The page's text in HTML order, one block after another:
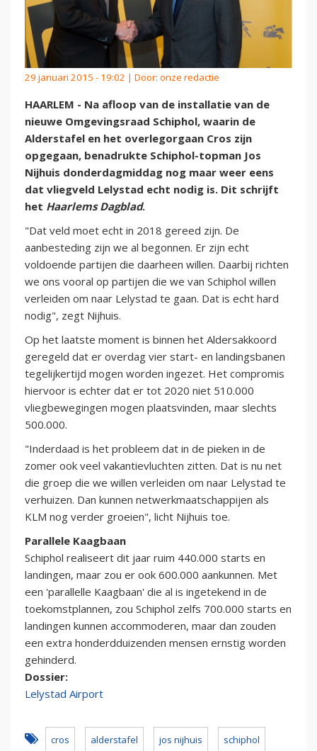
29 januari 2015 - 19:02 | Door: onze redactie
HAARLEM - Na afloop van de installatie van de
nieuwe Omgevingsraad Schiphol, waarin de
Alderstafel en het overlegorgaan Cros zijn
opgegaan, benadrukte Schiphol-topman Jos
Nijhuis donderdagmiddag nog maar weer eens
dat vliegveld Lelystad echt nodig is. Dit schrijft
het Haarlems Dagblad.
"Dat veld moet echt in 2018 gereed zijn. De
aanbesteding zijn we al begonnen. Er zijn echt
voldoende partijen die daarheen willen. Daarbij richten
we ons vooral op partijen die we van Schiphol willen
verleiden om naar Lelystad te gaan. Dat is echt hard
nodig", zegt Nijhuis.
Op het laatste moment is binnen het Aldersakkoord
geregeld dat er overdag vier start- en landingsbanen
tegelijkertijd mogen worden ingezet. Het compromis
hiervoor is echter dat er tot 2020 niet 510.000
vliegbewegingen mogen plaatsvinden, maar slechts
500.000.
"Inderdaad is het probleem dat in de pieken in de
zomer ook veel vakantievluchten zitten. Dat is nu net
die groep die we willen verleiden om naar Lelystad te
verhuizen. Dan kunnen netwerkmaatschappijen als
KLM nog verder groeien", licht Nijhuis toe.
Parallele Kaagbaan
Schiphol realiseert dit jaar ruim 440.000 starts en
landingen, maar zou er ook 600.000 aankunnen. Met
een 'parallelle Kaagbaan' die al is ingetekend in de
toekomstplannen, zou Schiphol zelfs 700.000 starts en
landingen kunnen accommoderen, maar dan zouden
een extra honderdduizenden mensen ernstig worden
gehinderd.
Dossier:
Lelystad Airport
cros alderstafel jos nijhuis schiphol